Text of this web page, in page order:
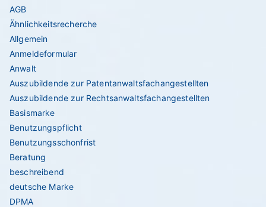
AGB
Ähnlichkeitsrecherche
Allgemein
Anmeldeformular
Anwalt
Auszubildende zur Patentanwaltsfachangestellten
Auszubildende zur Rechtsanwaltsfachangestellten
Basismarke
Benutzungspflicht
Benutzungsschonfrist
Beratung
beschreibend
deutsche Marke
DPMA